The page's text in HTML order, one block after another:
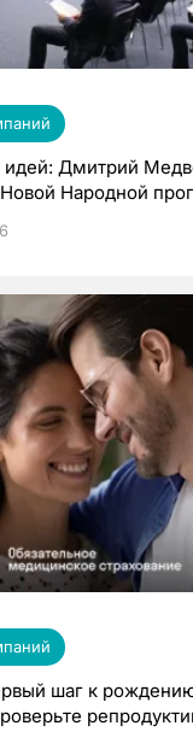
идей: Дмитрий
Новой Народной
шаг к